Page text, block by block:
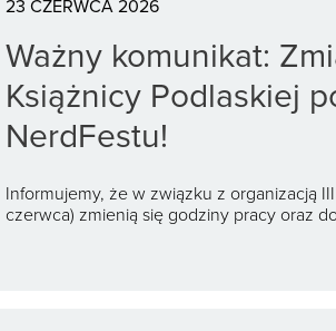
23 CZERWCA 2026
Ważny komunikat:
Książnicy Podlaskiej
NerdFestu!
Informujemy, że w związku z organizacją
czerwca) zmienią się godziny pracy oraz